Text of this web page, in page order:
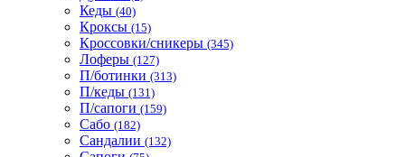
Кеды (40)
Кроксы (15)
Кроссовки/сникеры (345)
Лоферы (127)
П/ботинки (313)
П/кеды (131)
П/сапоги (159)
Сабо (182)
Сандалии (132)